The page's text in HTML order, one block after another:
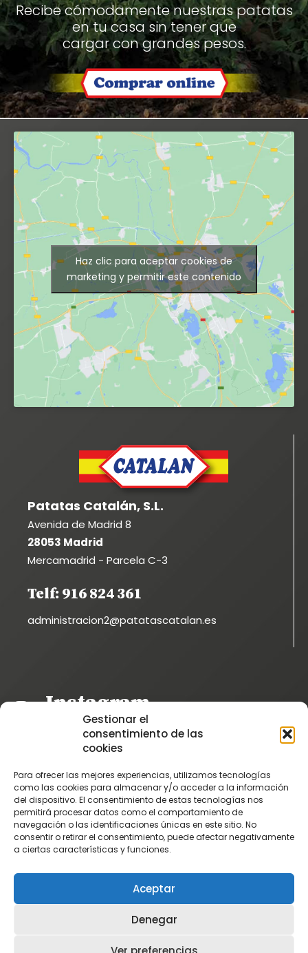
Gestionar el
consentimiento de las
cookies
Para ofrecer las mejores experiencias, utilizamos tecnologías
como las cookies para almacenar y/o acceder a la información
del dispositivo. El consentimiento de estas tecnologías nos
permitirá procesar datos como el comportamiento de
navegación o las identificaciones únicas en este sitio. No
consentir o retirar el consentimiento, puede afectar negativamente
a ciertas características y funciones.
Aceptar
Denegar
Recibe cómodamente nuestras patatas
en tu casa sin tener que
cargar con grandes pesos.
Haz clic para aceptar cookies de
marketing y permitir este contenido
Patatas Catalán, S.L.
Avenida de Madrid 8
28053 Madrid
Mercamadrid - Parcela C-3
Telf: 916 824 361
administracion2@patatascatalan.es
Instagram
@patatascatalan
Facebook
Vimeo
Patatascatalan
Youtube
PatatasCatalan